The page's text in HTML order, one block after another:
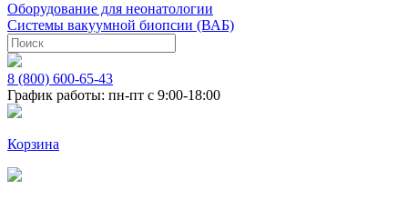
Оборудование для неонатологии
Системы вакуумной биопсии (ВАБ)
8 (800) 600-65-43
График работы: пн-пт с 9:00-18:00
Корзина